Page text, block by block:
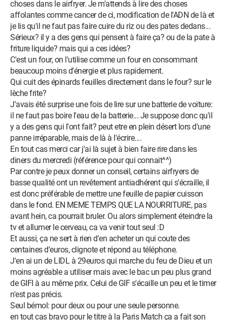
choses dans le airfryer. Je m'attends à lire des choses
affolantes comme cancer de ci, modification de l'ADN de là et
je lis qu'il ne faut pas faire cuire du riz ou des pates dedans...
Sérieux? il y a des gens qui pensent à faire ça? ou de la pate à
friture liquide? mais qui a ces idées?
C'est un four, on l'utilise comme un four en consommant
beaucoup moins d'énergie et plus rapidement.
Qui cuit des épinards feuilles directement dans le four? sur le
lèche frite?
J'avais été surprise une fois de lire sur une batterie de voiture:
il ne faut pas boire l'eau de la batterie... Je suppose donc qu'il
y a des gens qui l'ont fait? peut etre en plein désert lors d'une
panne irréparable, mais de là à l'écrire....
En tout cas merci car j'ai là sujet à bien faire rire dans les
diners du mercredi (référence pour qui connait^^)
Par contre je peux donner un conseil, certains airfryers de
basse qualité ont un revêtement antiadhérent qui s'écraille, il
est donc préférable de mettre une feuille de papier cuisson
dans le fond. EN MEME TEMPS QUE LA NOURRITURE, pas
avant hein, ca pourrait bruler. Ou alors simplement éteindre la
tv et allumer le cerveau, ca va venir tout seul :D
Et aussi, ça ne sert à rien d'en acheter un qui coute des
centaines d'euros, clignote et répond au téléphone.
J'en ai un de LIDL à 29euros qui marche du feu de Dieu et un
moins agréable a utiliser mais avec le bac un peu plus grand
de GIFI à au même prix. Celui de GIF s'écaille un peu et le timer
n'est pas précis.
Seul bémol: pour deux ou pour une seule personne.
en tout cas bravo pour le titre à la Paris Match ça a fait son